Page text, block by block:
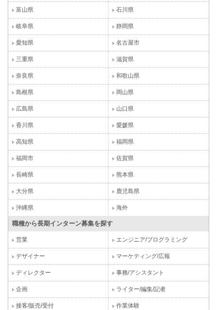
富山県 石川県
岐阜県 静岡県
愛知県 名古屋市
三重県 滋賀県
奈良県 和歌山県
島根県 岡山県
広島県 山口県
香川県 愛媛県
高知県 福岡県
福岡市 佐賀県
長崎県 熊本県
大分県 鹿児島県
沖縄県 海外
職種から長期インターン募集を探す
営業 エンジニア/プログラミング
デザイナー マーケティング/広報
ディレクター 事務/アシスタント
企画 ライター/編集/記者
接客/販売/受付 作業体験